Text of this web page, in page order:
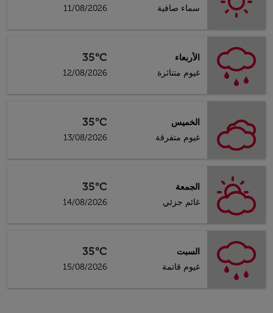
سماء صافية
11/08/2026
الأربعاء
غيوم متناثرة
35°C
12/08/2026
الخميس
غيوم متفرقة
35°C
13/08/2026
الجمعة
غائم جزئي
35°C
14/08/2026
السبت
غيوم قاتمة
35°C
15/08/2026